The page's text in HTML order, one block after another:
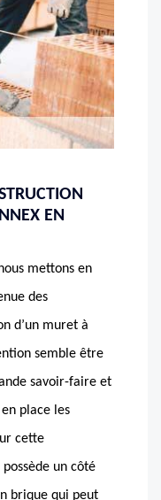
EN
mettons en
des
d’un muret à
semble être
savoir-faire et
place les
cette
un côté
brique qui peut